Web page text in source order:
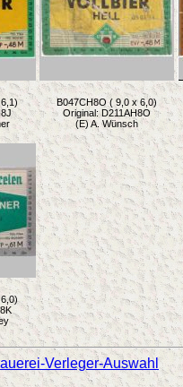
B047CH8O ( 9,0 x 6,0)
Original: D211AH8O
(E) A. Wünsch
Verleger-Auswahl